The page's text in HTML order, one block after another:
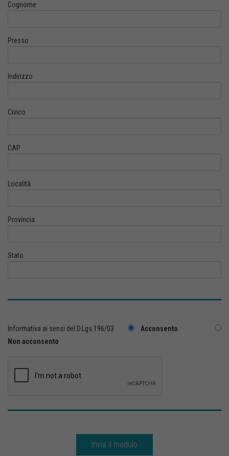
Cognome
Presso
Indirizzo
Civico
CAP
Località
Provincia
Stato
Informativa ai sensi del D.Lgs.196/03
Acconsento
Non acconsento
Invia il modulo